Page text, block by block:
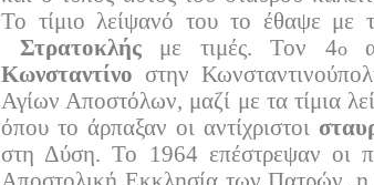
Το τίμιο λείψανό του το έθαψε με
Στρατοκλήςμε τιμές. Τον 4ο
Κωνσταντίνο στην
Αγίων Αποστόλων, μαζί με τα τίμια
όπου το άρπαξαν οι αντίχριστοι
στη Δύση. Το 1964 επέστρεψαν οι